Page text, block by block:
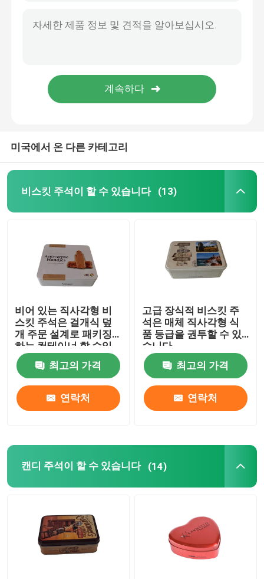
칸델라 주석이 할 수 있습니다
크기 크리스마스 주석
차통 주석
식품 보관 통
화장용 주석
주석 도시락
둥근 주석 용기
직사각형 주석 박스
맞춘 주석이 할 수 있습니다
미국에서 온 다른 카테고리
비스킷 주석이 할 수 있습니다 (13)
비어 있는 직사각형 비
스킷 주석은 걸개식 덮
개 주문 설계로 패키징
하는 컨테이너 할 수있
최고의 가격
연락처
고급 장식적 비스킷 주
석은 매체 직사각형 식
품 등급을 권투할 수 있
습니다
최고의 가격
연락처
캔디 주석이 할 수 있습니다 (14)